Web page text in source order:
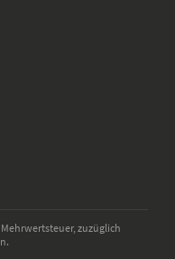
zuzüglich